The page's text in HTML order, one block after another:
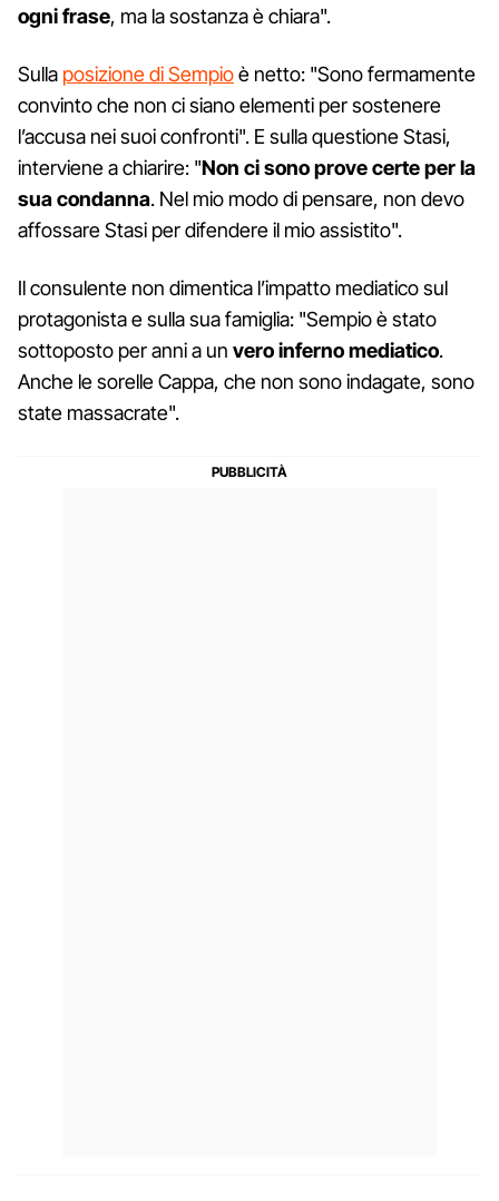
ogni frase, ma la sostanza è chiara".
Sulla posizione di Sempioè netto: "Sono fermamente
convinto che non ci siano elementi per sostenere
l’accusa nei suoi confronti". E sulla questione Stasi,
interviene a chiarire: "Non ci sono prove certe per la
sua condanna. Nel mio modo di pensare, non devo
affossare Stasi per difendere il mio assistito".
Il consulente non dimentica l’impatto mediatico sul
protagonista e sulla sua famiglia: "Sempio è stato
sottoposto per anni a un vero inferno mediatico.
Anche le sorelle Cappa, che non sono indagate, sono
state massacrate".